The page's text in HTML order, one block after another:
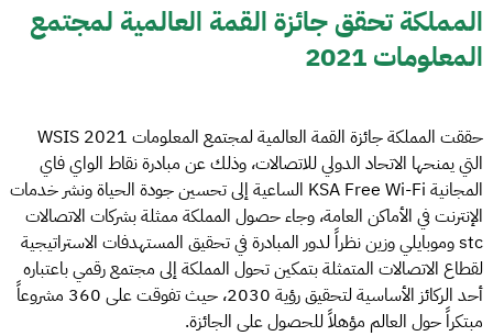
المملكة تحقق جائزة القمة العالمية لمجتمع
المعلومات 2021
حققت المملكة جائزة القمة العالمية لمجتمع المعلومات WSIS 2021
التي يمنحها الاتحاد الدولي للاتصالات، وذلك عن مبادرة نقاط الواي فاي
المجانية KSA Free Wi-Fi الساعية إلى تحسين جودة الحياة ونشر خدمات
الإنترنت في الأماكن العامة، وجاء حصول المملكة ممثلة بشركات الاتصالات
stc وموبايلي وزين نظراً لدور المبادرة في تحقيق المستهدفات الاستراتيجية
لقطاع الاتصالات المتمثلة بتمكين تحول المملكة إلى مجتمع رقمي باعتباره
أحد الركائز الأساسية لتحقيق رؤية 2030، حيث تفوقت على 360 مشروعاً
مبتكراً حول العالم مؤهلاً للحصول على الجائزة.